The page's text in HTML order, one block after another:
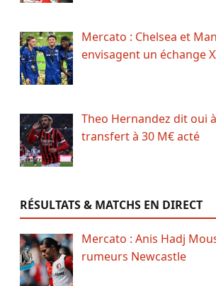
Mercato : Chelsea et
envisagent un échange
Theo Hernandez dit oui
transfert à 30 M€ acté
RÉSULTATS & MATCHS EN DIRECT
Mercato : Anis Hadj
rumeurs Newcastle